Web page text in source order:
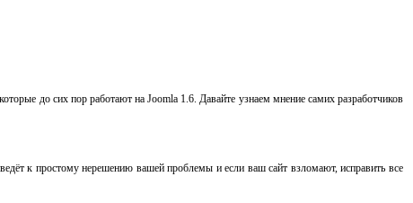
до сих пор работают на Joomla 1.6. Давайте узнаем мнение самих разработчиков
к простому нерешению вашей проблемы и если ваш сайт взломают, исправить все